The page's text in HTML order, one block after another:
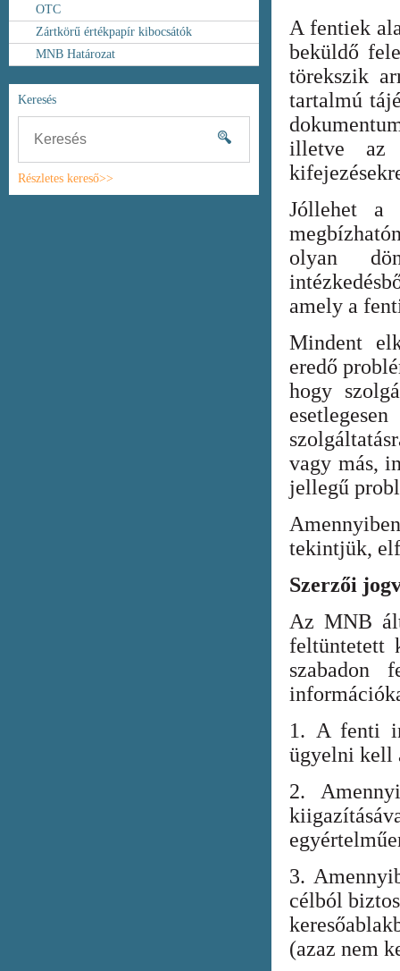
OTC
Zártkörű értékpapír kibocsátók
MNB Határozat
Keresés
Részletes kereső>>
A fentiek
beküldő
törekszik
tartalmú
illetve az
Jóllehet a
olyan
amely a
Mindent
eredő
hogy
vagy más,
jellegű
tekintjük,
Szerzői
Az MNB
feltüntetett
szabadon
1. A fenti
ügyelni kell
2.
3.
célból
(azaz nem